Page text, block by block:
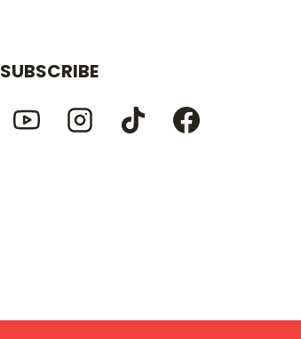
SUBSCRIBE